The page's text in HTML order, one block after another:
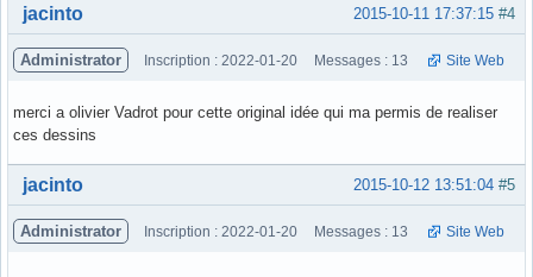
Hors ligne #4
2015-10-11 17:37:15
jacinto
Administrator Inscription : 2022-01-20 Messages : 13 Site Web
merci a olivier Vadrot pour cette original idée qui ma permis de realiser
ces dessins
Hors ligne #5
2015-10-12 13:51:04
jacinto
Administrator Inscription : 2022-01-20 Messages : 13 Site Web